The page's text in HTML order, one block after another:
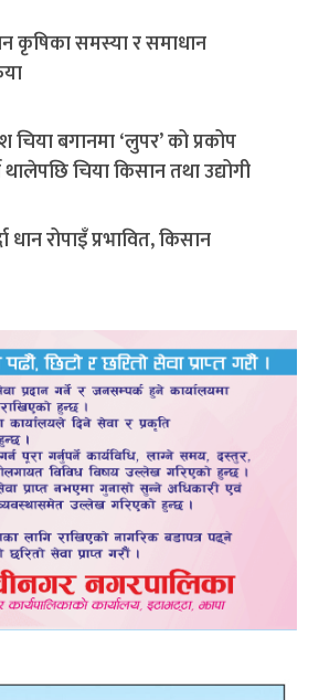
बगानमा ‘लुपर’ को प्रकोप
चिया किसान तथा उद्योगी
धान रोपाइँ प्रभावित, किसान